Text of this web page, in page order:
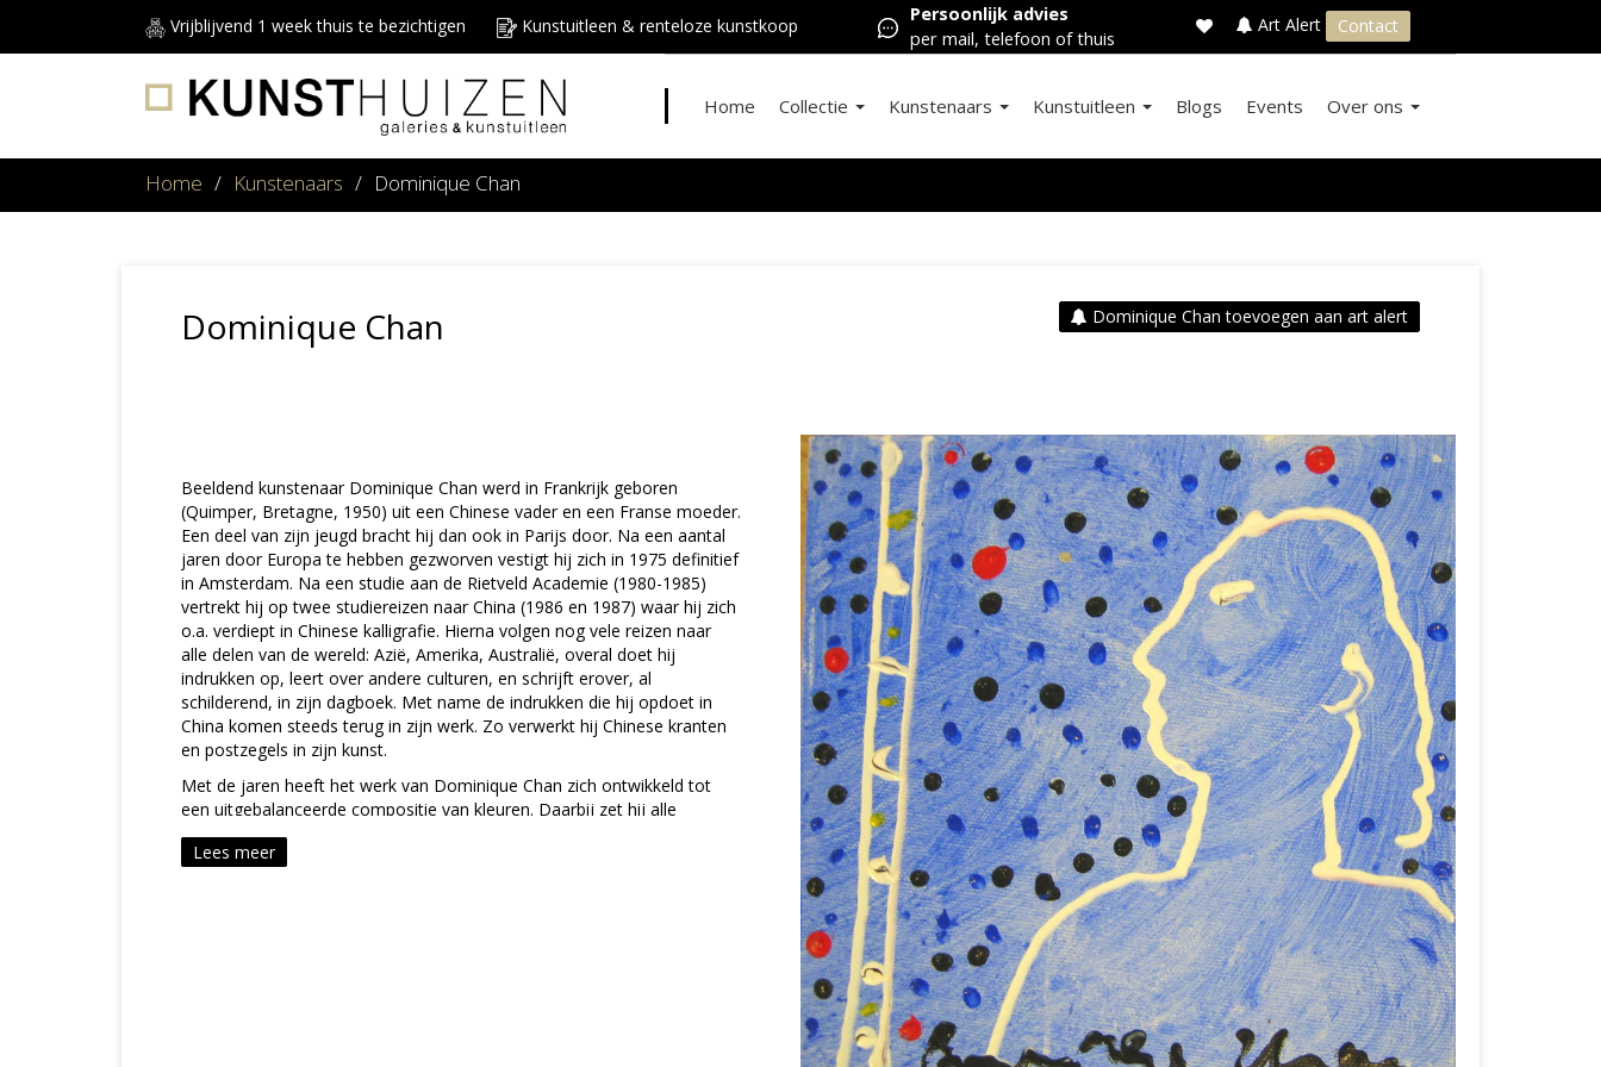
Vrijblijvend 1 week thuis te bezichtigen Kunstuitleen & renteloze kunstkoop
Persoonlijk advies
per mail, telefoon of thuis
Art Alert Contact
Home Collectie Kunstenaars Kunstuitleen Blogs Events Over ons
Home / Kunstenaars / Dominique Chan
Dominique Chan toevoegen aan art alert
Dominique Chan
Beeldend kunstenaar Dominique Chan werd in Frankrijk geboren
(Quimper, Bretagne, 1950) uit een Chinese vader en een Franse moeder.
Een deel van zijn jeugd bracht hij dan ook in Parijs door. Na een aantal
jaren door Europa te hebben gezworven vestigt hij zich in 1975 definitief
in Amsterdam. Na een studie aan de Rietveld Academie (1980-1985)
vertrekt hij op twee studiereizen naar China (1986 en 1987) waar hij zich
o.a. verdiept in Chinese kalligrafie. Hierna volgen nog vele reizen naar
alle delen van de wereld: Azië, Amerika, Australië, overal doet hij
indrukken op, leert over andere culturen, en schrijft erover, al
schilderend, in zijn dagboek. Met name de indrukken die hij opdoet in
China komen steeds terug in zijn werk. Zo verwerkt hij Chinese kranten
en postzegels in zijn kunst.
Met de jaren heeft het werk van Dominique Chan zich ontwikkeld tot
een uitgebalanceerde compositie van kleuren. Daarbij zet hij alle
middelen in om de karakteristieke eigenschappen ervan uit te buiten.
Net als bij de “constructivisten”, maakt hij gebruik van kleurgroepen die
Lees meer